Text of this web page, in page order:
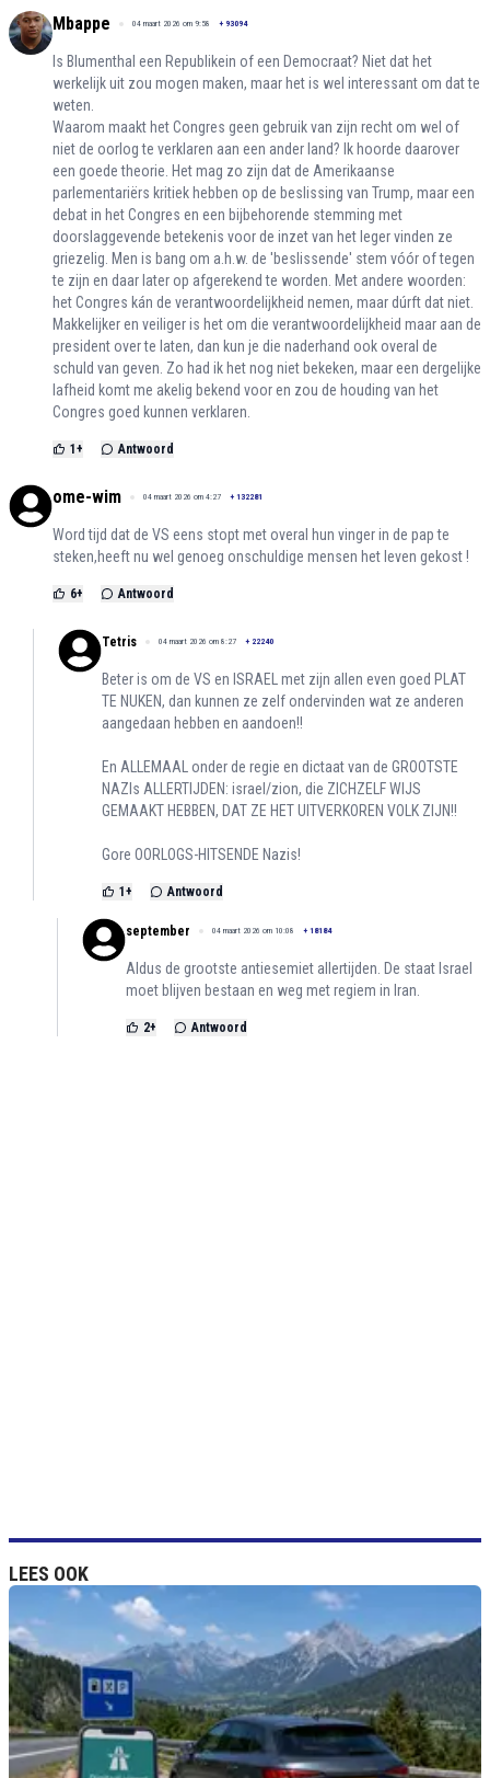
Mbappe 04 maart 2026 om 9:58 + 93094
Is Blumenthal een Republikein of een Democraat? Niet dat het
werkelijk uit zou mogen maken, maar het is wel interessant om dat te
weten.
Waarom maakt het Congres geen gebruik van zijn recht om wel of
niet de oorlog te verklaren aan een ander land? Ik hoorde daarover
een goede theorie. Het mag zo zijn dat de Amerikaanse
parlementariërs kritiek hebben op de beslissing van Trump, maar een
debat in het Congres en een bijbehorende stemming met
doorslaggevende betekenis voor de inzet van het leger vinden ze
griezelig. Men is bang om a.h.w. de 'beslissende' stem vóór of tegen
te zijn en daar later op afgerekend te worden. Met andere woorden:
het Congres kán de verantwoordelijkheid nemen, maar dúrft dat niet.
Makkelijker en veiliger is het om die verantwoordelijkheid maar aan de
president over te laten, dan kun je die naderhand ook overal de
schuld van geven. Zo had ik het nog niet bekeken, maar een dergelijke
lafheid komt me akelig bekend voor en zou de houding van het
Congres goed kunnen verklaren.
1 + Antwoord
ome-wim 04 maart 2026 om 4:27 + 132281
Word tijd dat de VS eens stopt met overal hun vinger in de pap te
steken,heeft nu wel genoeg onschuldige mensen het leven gekost !
6+ Antwoord
Tetris 04 maart 2026 om 8:27 + 22240
Beter is om de VS en ISRAEL met zijn allen even goed PLAT
TE NUKEN, dan kunnen ze zelf ondervinden wat ze anderen
aangedaan hebben en aandoen!!
En ALLEMAAL onder de regie en dictaat van de GROOTSTE
NAZIs ALLERTIJDEN: israel/zion, die ZICHZELF WIJS
GEMAAKT HEBBEN, DAT ZE HET UITVERKOREN VOLK ZIJN!!
Gore OORLOGS-HITSENDE Nazis!
1 + Antwoord
september 04 maart 2026 om 10:08 + 18184
Aldus de grootste antiesemiet allertijden. De staat Israel
moet blijven bestaan en weg met regiem in Iran.
2+ Antwoord
LEES OOK